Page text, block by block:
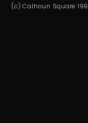
(c) Calhoun Square